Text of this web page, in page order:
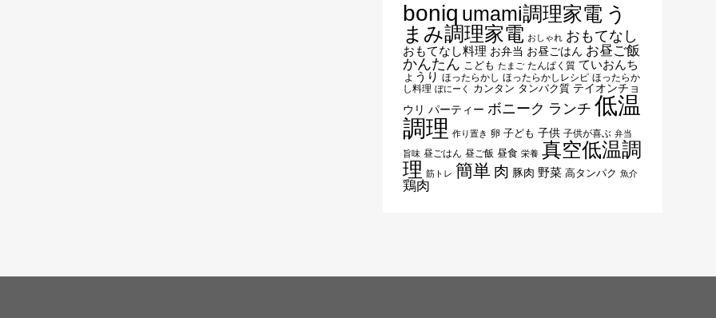
boniq umami調理家電 う
まみ調理家電 おしゃれ おもてなし
おもてなし料理 お弁当 お昼ごはん お昼ご飯
かんたん こども たまご たんぱく質 ていおんち
ょうり ほったらかし ほったらかしレシピ ほったらか
し料理 ぼにーく カンタン タンパク質 テイオンチョ
ウリ パーティー ボニーク ランチ 低温
調理 作り置き 卵 子ども 子供 子供が喜ぶ 弁当
旨味 昼ごはん 昼ご飯 昼食 栄養 真空低温調
理 筋トレ 簡単 肉 豚肉 野菜 高タンパク 魚介
鶏肉